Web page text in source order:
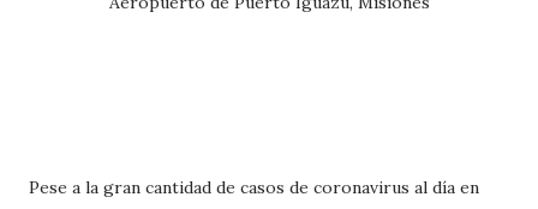
Pese a la gran cantidad de casos de coronavirus al día en